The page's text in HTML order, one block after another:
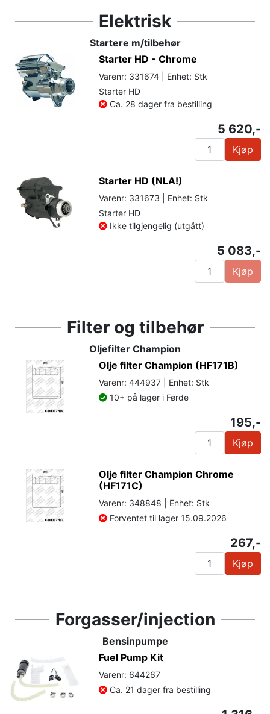
Elektrisk
Startere m/tilbehør
Starter HD - Chrome
Varenr: 331674 | Enhet: Stk
Starter HD
Ca. 28 dager fra bestilling
5 620,-
Kjøp
Starter HD (NLA!)
Varenr: 331673 | Enhet: Stk
Starter HD
Ikke tilgjengelig (utgått)
5 083,-
Kjøp
Filter og tilbehør
Oljefilter Champion
Olje filter Champion (HF171B)
Varenr: 444937 | Enhet: Stk
10+ på lager i Førde
195,-
Kjøp
Olje filter Champion Chrome
(HF171C)
Varenr: 348848 | Enhet: Stk
Forventet til lager 15.09.2026
267,-
Kjøp
Forgasser/injection
Bensinpumpe
Fuel Pump Kit
Varenr: 644267
Ca. 21 dager fra bestilling